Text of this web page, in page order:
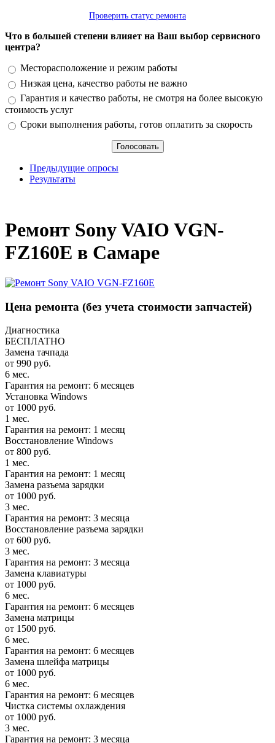
Проверить статус ремонта
Что в большей степени влияет на Ваш выбор сервисного
центра?
Варианты
Месторасположение и режим работы
Низкая цена, качество работы не важно
Гарантия и качество работы, не смотря на более высокую
стоимость услуг
Сроки выполнения работы, готов оплатить за скорость
Предыдущие опросы
Результаты
Ремонт Sony VAIO VGN-
FZ160E в Самаре
Цена ремонта (без учета стоимости запчастей)
Диагностика
БЕСПЛАТНО
Замена тачпада
от 990 руб.
6 мес.
Гарантия на ремонт: 6 месяцев
Установка Windows
от 1000 руб.
1 мес.
Гарантия на ремонт: 1 месяц
Восстановление Windows
от 800 руб.
1 мес.
Гарантия на ремонт: 1 месяц
Замена разъема зарядки
от 1000 руб.
3 мес.
Гарантия на ремонт: 3 месяца
Восстановление разъема зарядки
от 600 руб.
3 мес.
Гарантия на ремонт: 3 месяца
Замена клавиатуры
от 1000 руб.
6 мес.
Гарантия на ремонт: 6 месяцев
Замена матрицы
от 1500 руб.
6 мес.
Гарантия на ремонт: 6 месяцев
Замена шлейфа матрицы
от 1000 руб.
6 мес.
Гарантия на ремонт: 6 месяцев
Чистка системы охлаждения
от 1000 руб.
3 мес.
Гарантия на ремонт: 3 месяца